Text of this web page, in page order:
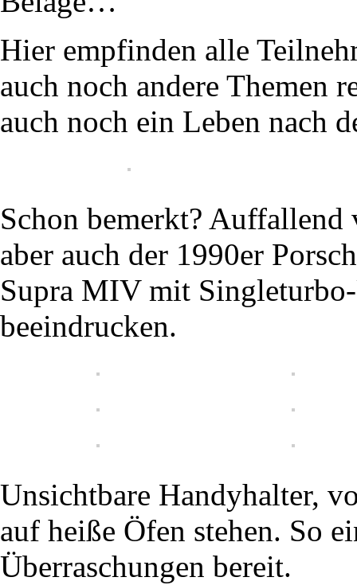
Hier empfinden alle
auch noch andere Themen
auch noch ein Leben nach
Schon bemerkt?
aber auch der 1990er
Supra MIV mit
beeindrucken.
Unsichtbare Handyhalter,
auf heiße Öfen stehen. So
Überraschungen bereit.